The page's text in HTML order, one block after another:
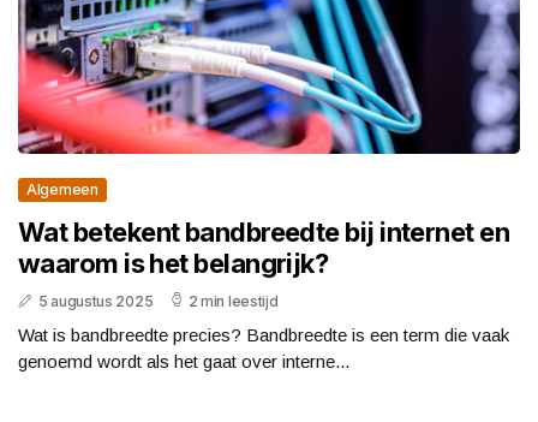
Algemeen
Wat betekent bandbreedte bij internet en
waarom is het belangrijk?
5 augustus 2025 2 min leestijd
Wat is bandbreedte precies? Bandbreedte is een term die vaak
genoemd wordt als het gaat over interne...